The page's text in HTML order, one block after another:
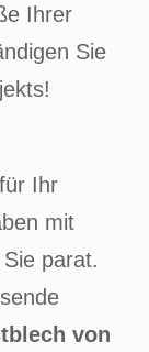
Ihrer
Sie
Ihr
mit
parat.
von